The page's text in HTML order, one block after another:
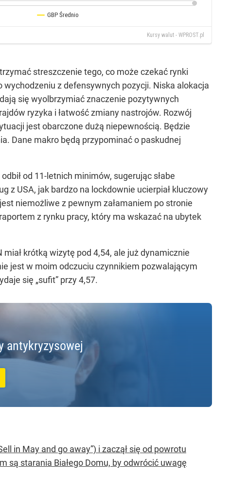
streszczenie tego, co może czekać rynki
z defensywnych pozycji. Niska alokacja
się wyolbrzymiać znaczenie pozytywnych
ryzyka i łatwość zmiany nastrojów. Rozwój
jest obarczone dużą niepewnością. Będzie
Dane makro będą przypominać o paskudnej
od 11-letnich minimów, sugerując słabe
z USA, jak bardzo na lockdownie ucierpiał kluczowy
niemożliwe z pewnym załamaniem po stronie
z rynku pracy, który ma wskazać na ubytek
krótką wizytę pod 4,54, ale już dynamicznie
jest w moim odczuciu czynnikiem pozwalającym
się „sufit” przy 4,57.
antykryzysowej
in May and go away”) i zaczął się od powrotu
są starania Białego Domu, by odwrócić uwagę